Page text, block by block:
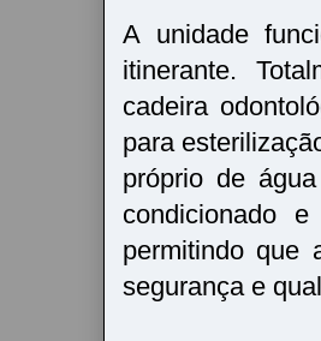
A unidade
itinerante.
cadeira
para
próprio de
condicionado
permitindo que
segurança e